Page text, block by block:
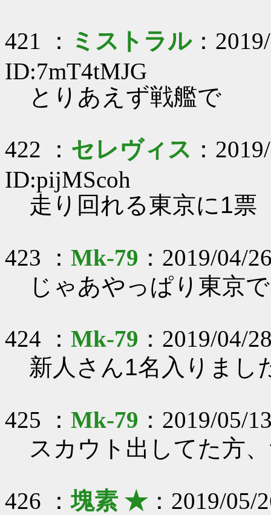
421 ： ミストラル：
ID:7mT4tMJG
とりあえず戦艦で
422 ： セレヴィス ：
ID:pijMScoh
走り回れる東京に1票
423 ： Mk-79 ：2019/04/
じゃあやっぱり東京
424 ： Mk-79 ：2019/04/
新人さん1名入りまし
425 ： Mk-79 ：2019/05/
スカウト出してた方
426 ：塊素 ★：2019/05/